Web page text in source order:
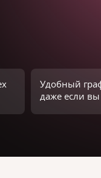
Удобный
даже если вы